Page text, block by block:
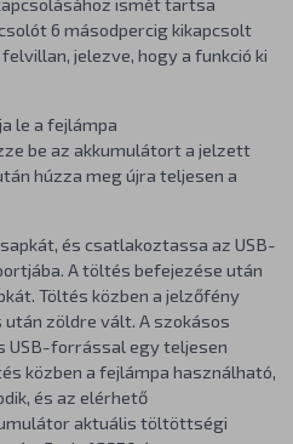
6 másodpercig kikapcsolt
jelezve, hogy a funkció ki
le a fejlámpa
be az akkumulátort a jelzett
húzza meg újra teljesen a
és csatlakoztassa az USB-
A töltés befejezése után
Töltés közben a jelzőfény
zöldre vált. A szokásos
USB-forrással egy teljesen
közben a fejlámpa használható,
és az elérhető
aktuális töltöttségi